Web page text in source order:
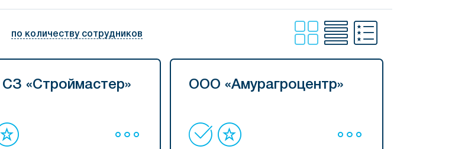
по количеству сотрудников
«Строймастер» ООО «Амурагроцентр»